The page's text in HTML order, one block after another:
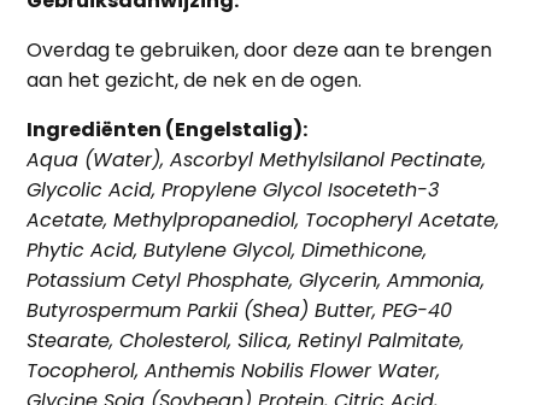
Overdag te gebruiken, door deze aan te brengen
aan het gezicht, de nek en de ogen.
Ingrediënten (Engelstalig):
Aqua (Water), Ascorbyl Methylsilanol Pectinate,
Glycolic Acid, Propylene Glycol Isoceteth-3
Acetate, Methylpropanediol, Tocopheryl Acetate,
Phytic Acid, Butylene Glycol, Dimethicone,
Potassium Cetyl Phosphate, Glycerin, Ammonia,
Butyrospermum Parkii (Shea) Butter, PEG-40
Stearate, Cholesterol, Silica, Retinyl Palmitate,
Tocopherol, Anthemis Nobilis Flower Water,